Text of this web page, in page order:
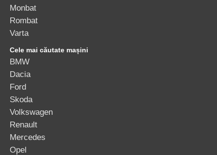
Monbat
Rombat
Varta
Cele mai căutate mașini
BMW
Dacia
Ford
Skoda
Volkswagen
Renault
Mercedes
Opel